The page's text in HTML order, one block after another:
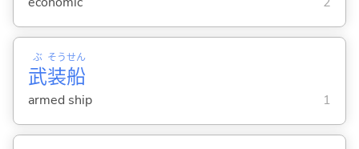
武
ぶ
装
そう
船
せん
armed ship 1